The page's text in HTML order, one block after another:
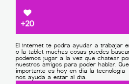
+20